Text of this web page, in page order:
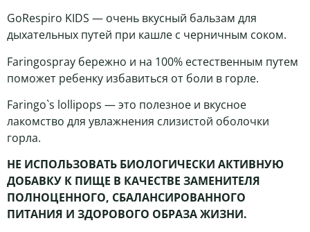
GoRespiro KIDS — очень вкусный бальзам для
дыхательных путей при кашле с черничным соком.
Faringospray бережно и на 100% естественным путем
поможет ребенку избавиться от боли в горле.
Faringo`s lollipops — это полезное и вкусное
лакомство для увлажнения слизистой оболочки
горла.
НЕ ИСПОЛЬЗОВАТЬ БИОЛОГИЧЕСКИ АКТИВНУЮ
ДОБАВКУ К ПИЩЕ В КАЧЕСТВЕ ЗАМЕНИТЕЛЯ
ПОЛНОЦЕННОГО, СБАЛАНСИРОВАННОГО
ПИТАНИЯ И ЗДОРОВОГО ОБРАЗА ЖИЗНИ.